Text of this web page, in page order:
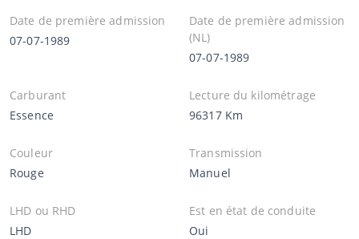
Date de première admission
07-07-1989
Date de première admission
(NL)
07-07-1989
Carburant
Essence
Lecture du kilométrage
96317 Km
Couleur
Rouge
Transmission
Manuel
LHD ou RHD
LHD
Est en état de conduite
Oui